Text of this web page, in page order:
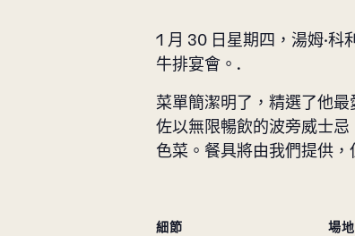
1 月 30 日星期四，湯姆·
牛排宴會。.
菜單簡潔明了，精選了他
佐以無限暢飲的波旁威士忌
色菜。餐具將由我們提供，
細節 場地